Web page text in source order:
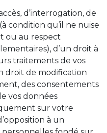
d’interrogation, de
condition qu’il ne nuise
ou au respect
d’un droit à
traitements de vos
droit de modification
des consentements
vos données
sur votre
à un